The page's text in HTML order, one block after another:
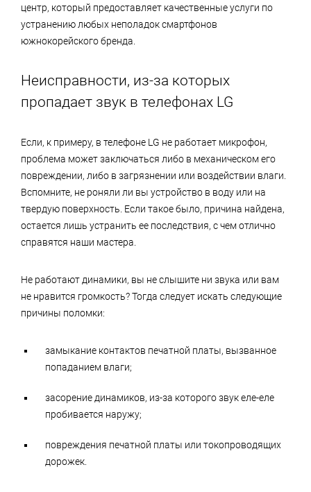
центр, который предоставляет качественные услуги по
устранению любых неполадок смартфонов
южнокорейского бренда.
Неисправности, из-за которых
пропадает звук в телефонах LG
Если, к примеру, в телефоне LG не работает микрофон,
проблема может заключаться либо в механическом его
повреждении, либо в загрязнении или воздействии влаги.
Вспомните, не роняли ли вы устройство в воду или на
твердую поверхность. Если такое было, причина найдена,
остается лишь устранить ее последствия, с чем отлично
справятся наши мастера.
Не работают динамики, вы не слышите ни звука или вам
не нравится громкость? Тогда следует искать следующие
причины поломки:
замыкание контактов печатной платы, вызванное
попаданием влаги;
засорение динамиков, из-за которого звук еле-еле
пробивается наружу;
повреждения печатной платы или токопроводящих
дорожек.